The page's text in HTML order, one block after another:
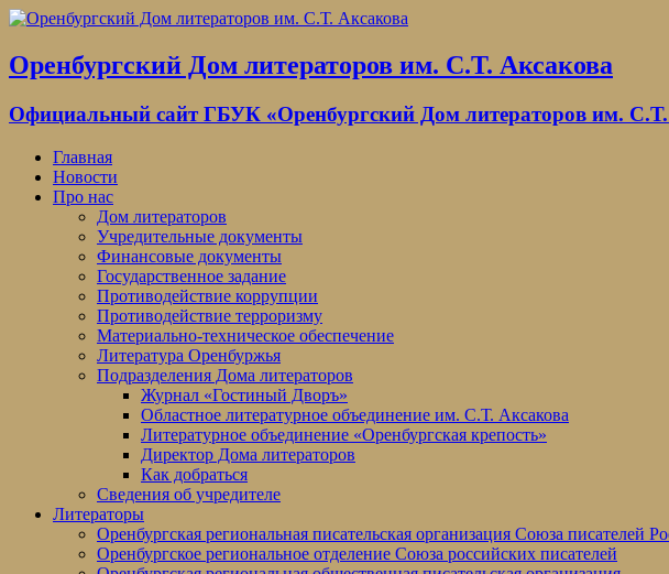
Оренбургский Дом литераторов им. С.Т. Аксакова
Официальный сайт ГБУК «Оренбургский Дом литераторов им.
Главная
Новости
Про нас
Дом литераторов
Учредительные документы
Финансовые документы
Государственное задание
Противодействие коррупции
Противодействие терроризму
Материально-техническое обеспечение
Литература Оренбуржья
Подразделения Дома литераторов
Журнал «Гостиный Дворъ»
Областное литературное объединение им. С.Т. Аксакова
Литературное объединение «Оренбургская крепость»
Директор Дома литераторов
Как добраться
Сведения об учредителе
Литераторы
Оренбургская региональная писательская организация Союза писателей
Оренбургское региональное отделение Союза российских писателей